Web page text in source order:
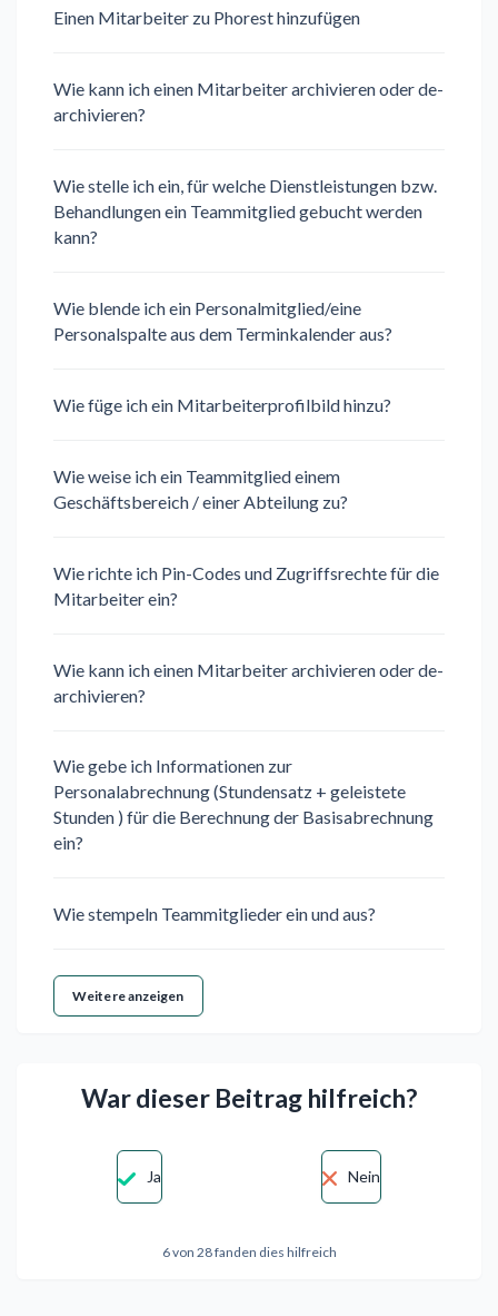
Einen Mitarbeiter zu Phorest hinzufügen
Wie kann ich einen Mitarbeiter archivieren oder de-
archivieren?
Wie stelle ich ein, für welche Dienstleistungen bzw.
Behandlungen ein Teammitglied gebucht werden
kann?
Wie blende ich ein Personalmitglied/eine
Personalspalte aus dem Terminkalender aus?
Wie füge ich ein Mitarbeiterprofilbild hinzu?
Wie weise ich ein Teammitglied einem
Geschäftsbereich / einer Abteilung zu?
Wie richte ich Pin-Codes und Zugriffsrechte für die
Mitarbeiter ein?
Wie kann ich einen Mitarbeiter archivieren oder de-
archivieren?
Wie gebe ich Informationen zur
Personalabrechnung (Stundensatz + geleistete
Stunden ) für die Berechnung der Basisabrechnung
ein?
Wie stempeln Teammitglieder ein und aus?
Weitere anzeigen
War dieser Beitrag hilfreich?
Ja Nein
6 von 28 fanden dies hilfreich